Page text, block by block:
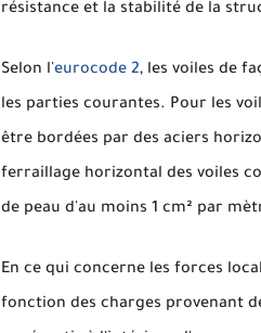
résistance et la stabilité de la
Selon l'eurocode 2, les voiles de
les parties courantes. Pour les
être bordées par des aciers
ferraillage horizontal des voiles
de peau d'au moins 1 cm² par
En ce qui concerne les forces
fonction des charges provenant